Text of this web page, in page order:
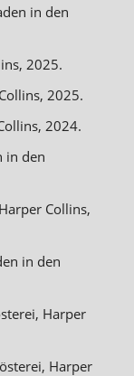
in den
2025.
2025.
2024.
in den
Collins,
in den
Harper
Harper